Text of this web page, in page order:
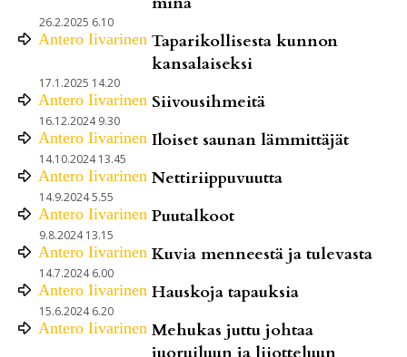
26.2.2025 6.10
Antero Iivarinen Taparikollisesta kunnon
kansalaiseksi
17.1.2025 14.20
Antero Iivarinen Siivousihmeitä
16.12.2024 9.30
Antero Iivarinen Iloiset saunan lämmittäjät
14.10.2024 13.45
Antero Iivarinen Nettiriippuvuutta
14.9.2024 5.55
Antero Iivarinen Puutalkoot
9.8.2024 13.15
Antero Iivarinen Kuvia menneestä ja tulevasta
14.7.2024 6.00
Antero Iivarinen Hauskoja tapauksia
15.6.2024 6.20
Antero Iivarinen Mehukas juttu johtaa